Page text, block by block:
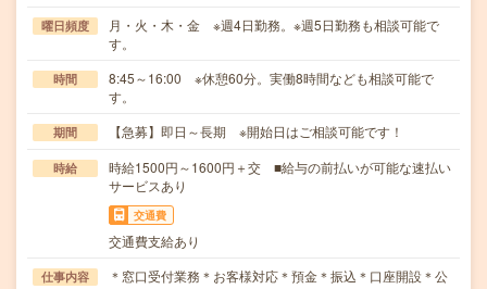
曜日頻度
月・火・木・金 ※週4日勤務。※週5日勤務も相談可能で
す。
時間
8:45～16:00 ※休憩60分。実働8時間なども相談可能で
す。
期間 【急募】即日～長期 ※開始日はご相談可能です！
時給
時給1500円～1600円＋交 ■給与の前払いが可能な速払い
サービスあり
交通費
交通費支給あり
仕事内容
＊窓口受付業務＊お客様対応＊預金＊振込＊口座開設＊公